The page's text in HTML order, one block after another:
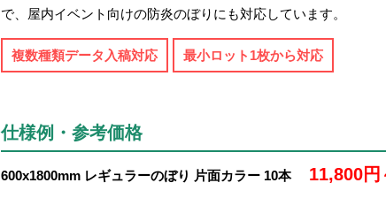
で、屋内イベント向けの防炎のぼりにも対応しています。
複数種類データ入稿対応 最小ロット1枚から対応
仕様例・参考価格
600x1800mm レギュラーのぼり 片面カラー 10本 11,800円